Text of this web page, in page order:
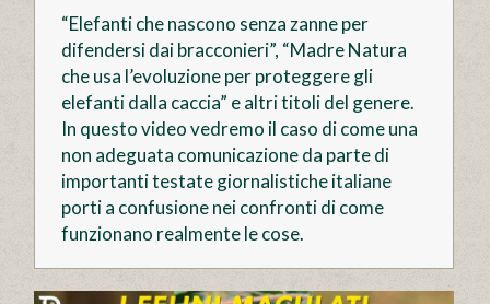
“Elefanti che nascono senza zanne per
difendersi dai bracconieri”, “Madre Natura
che usa l’evoluzione per proteggere gli
elefanti dalla caccia” e altri titoli del genere.
In questo video vedremo il caso di come una
non adeguata comunicazione da parte di
importanti testate giornalistiche italiane
porti a confusione nei confronti di come
funzionano realmente le cose.